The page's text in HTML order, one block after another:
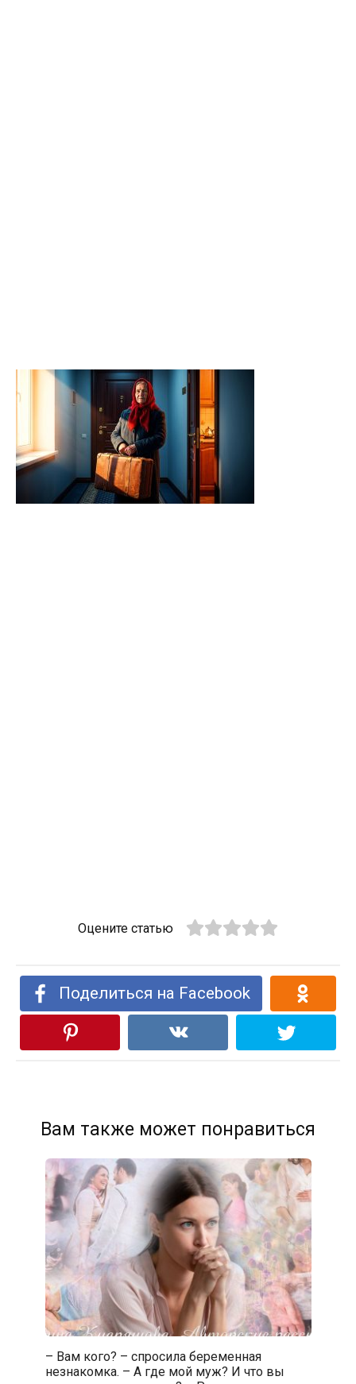
Оцените статью
Поделиться на Facebook
Вам также может понравиться
– Вам кого? – спросила беременная
незнакомка. – А где мой муж? И что вы